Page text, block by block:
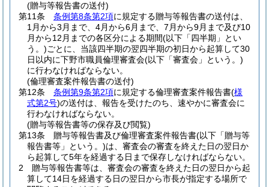
(贈与等報告書の送付)
第11条
条例第8条第2項に規定する贈与等報告書の送付は、
1月から3月まで、4月から6月まで、7月から9月まで及び10
月から12月までの各区分による期間(以下「四半期」とい
う。)ごとに、当該四半期の翌四半期の初日から起算して30
日以内に下野市職員倫理審査会(以下「審査会」という。)
に行わなければならない。
(倫理審査案件報告書の送付)
第12条
条例第9条第2項に規定する倫理審査案件報告書(様
式第2号)の送付は、報告を受けたのち、速やかに審査会に
行わなければならない。
(贈与等報告書等の保存及び閲覧)
第13条
贈与等報告書及び倫理審査案件報告書(以下「贈与等
報告書等」という。)は、審査会の審査を終えた日の翌日か
ら起算して5年を経過する日まで保存しなければならない。
2
贈与等報告書等は、審査会の審査を終えた日の翌日から起
算して14日を経過する日の翌日から市長が指定する場所で